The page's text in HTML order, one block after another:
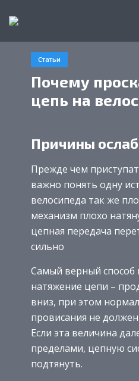
Статьи
Почему
цепь на
Причины
Прежде чем
важно понять одну
велосипеда так же
механизм плохо
цепная передача
сильно
Самый верный способ
натяжение цепи –
вниз, при этом
провисания не
Если эта величина
пределами, цепную
подтянуть.